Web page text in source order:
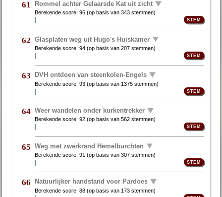
61 Rommel achter Gelaarsde Kat uit zicht
Berekende score:96 (op basis van343 stemmen)
62 Glasplaten weg uit Hugo's Huiskamer
Berekende score:94 (op basis van207 stemmen)
63 DVH ontdoen van steenkolen-Engels
Berekende score:93 (op basis van 1375 stemmen)
64 Weer wandelen onder kurkentrekker
Berekende score:92 (op basis van562 stemmen)
65 Weg met zwerkrand Hemelburchten
Berekende score:91 (op basis van307 stemmen)
66 Natuurlijker handstand voor Pardoes
Berekende score:88 (op basis van 173 stemmen)